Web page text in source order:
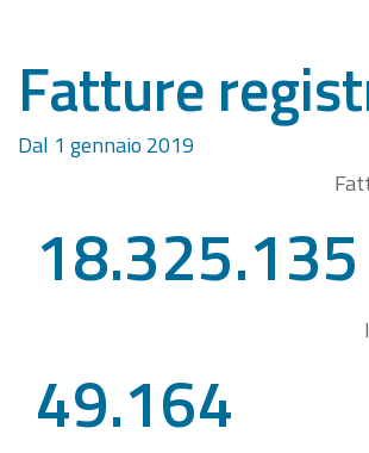
Fatture
Dal 1 gennaio 2019
18.325.135
49.164